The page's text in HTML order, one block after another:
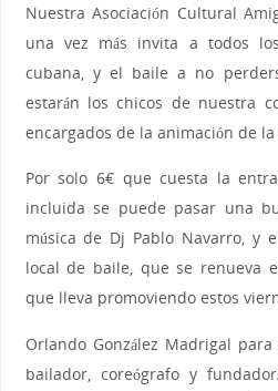
Nuestra Asociación Cultural
una vez más invita a todos
cubana, y el baile a no
estarán los chicos de nuestra
encargados de la animación de la
Por solo 6€ que cuesta la
incluida se puede pasar una
música de Dj Pablo Navarro, y
local de baile, que se renueva
que lleva promoviendo estos
Orlando González Madrigal
bailador, coreógrafo y